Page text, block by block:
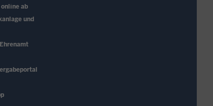
ab
und